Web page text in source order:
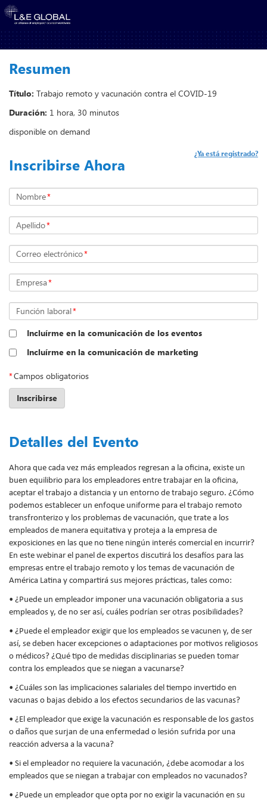
Resumen
Título: Trabajo remoto y vacunación contra el COVID-19
Duración: 1 hora, 30 minutos
disponible on demand
Inscribirse Ahora
¿Ya está registrado?
Nombre*
Apellido*
Correo electrónico*
Empresa*
Función laboral*
Incluírme en la comunicación de los eventos
Incluírme en la comunicación de marketing
*Campos obligatorios
Inscribirse
Detalles del Evento
Ahora que cada vez más empleados regresan a la oficina, existe un
buen equilibrio para los empleadores entre trabajar en la oficina,
aceptar el trabajo a distancia y un entorno de trabajo seguro. ¿Cómo
podemos establecer un enfoque uniforme para el trabajo remoto
transfronterizo y los problemas de vacunación, que trate a los
empleados de manera equitativa y proteja a la empresa de
exposiciones en las que no tiene ningún interés comercial en incurrir?
En este webinar el panel de expertos discutirá los desafíos para las
empresas entre el trabajo remoto y los temas de vacunación de
América Latina y compartirá sus mejores prácticas, tales como:
• ¿Puede un empleador imponer una vacunación obligatoria a sus
empleados y, de no ser así, cuáles podrían ser otras posibilidades?
• ¿Puede el empleador exigir que los empleados se vacunen y, de ser
así, se deben hacer excepciones o adaptaciones por motivos religiosos
o médicos? ¿Qué tipo de medidas disciplinarias se pueden tomar
contra los empleados que se niegan a vacunarse?
• ¿Cuáles son las implicaciones salariales del tiempo invertido en
vacunas o bajas debido a los efectos secundarios de las vacunas?
• ¿El empleador que exige la vacunación es responsable de los gastos
o daños que surjan de una enfermedad o lesión sufrida por una
reacción adversa a la vacuna?
• Si el empleador no requiere la vacunación, ¿debe acomodar a los
empleados que se niegan a trabajar con empleados no vacunados?
• ¿Puede un empleador que opta por no exigir la vacunación en su